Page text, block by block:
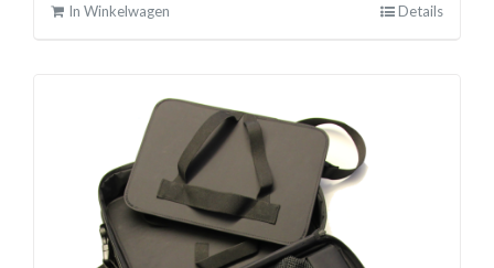
In Winkelwagen Details